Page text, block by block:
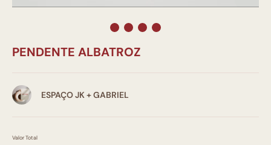
PENDENTE ALBATROZ
ESPAÇO JK + GABRIEL
Valor Total